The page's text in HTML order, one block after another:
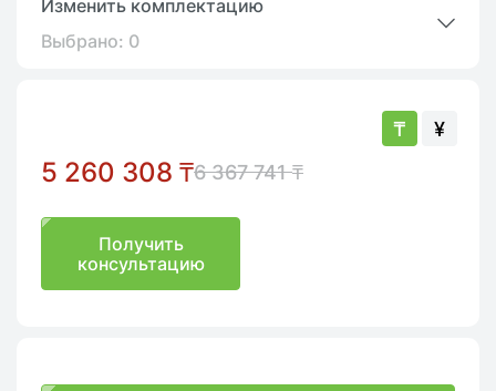
Изменить комплектацию
Выбрано: 0
₸ ¥
5 260 308 ₸6 367 741 ₸
Получить
консультацию